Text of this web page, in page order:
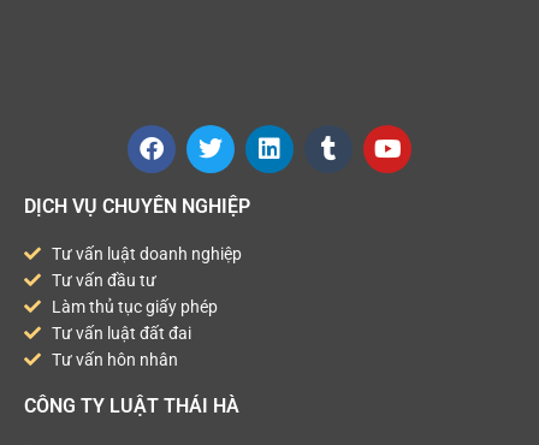
DỊCH VỤ CHUYÊN NGHIỆP
Tư vấn luật doanh nghiệp
Tư vấn đầu tư
Làm thủ tục giấy phép
Tư vấn luật đất đai
Tư vấn hôn nhân
CÔNG TY LUẬT THÁI HÀ